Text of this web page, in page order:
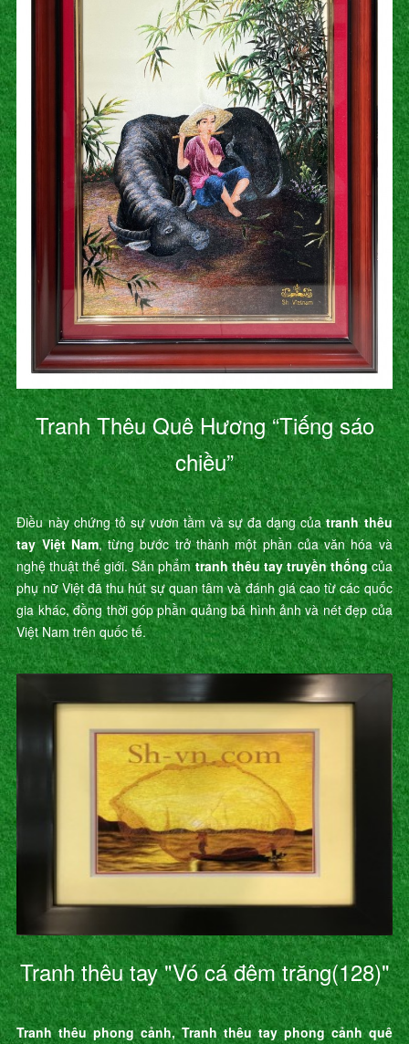
Tranh Thêu Quê Hương “Tiếng sáo
chiều”
Điều này chứng tỏ sự vươn tầm và sự đa dạng củatranh thêu
tay Việt Nam, từng bước trở thành một phần của văn hóa và
nghệ thuật thế giới. Sản phẩmtranh thêu tay truyền thốngcủa
phụ nữ Việt đã thu hút sự quan tâm và đánh giá cao từ các quốc
gia khác, đồng thời góp phần quảng bá hình ảnh và nét đẹp của
Việt Nam trên quốc tế.
Tranh thêu tay "Vó cá đêm trăng(128)"
Tranh thêu phong cảnh, Tranh thêu tay phong cảnh quê